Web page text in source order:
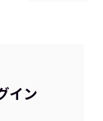
イン